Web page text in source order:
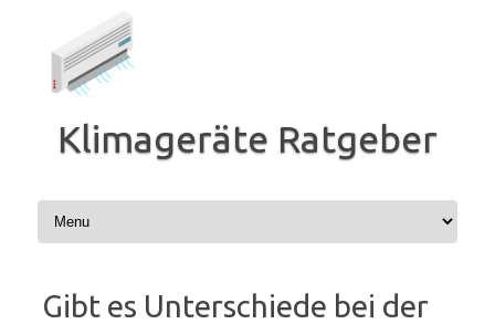
Klimageräte Ratgeber
Gibt es Unterschiede bei der